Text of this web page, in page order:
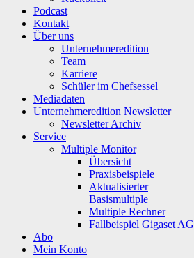
Podcast
Kontakt
Über uns
Unternehmeredition
Team
Karriere
Schüler im Chefsessel
Mediadaten
Unternehmeredition Newsletter
Newsletter Archiv
Service
Multiple Monitor
Übersicht
Praxisbeispiele
Aktualisierter
Basismultiple
Multiple Rechner
Fallbeispiel Gigaset AG
Abo
Mein Konto